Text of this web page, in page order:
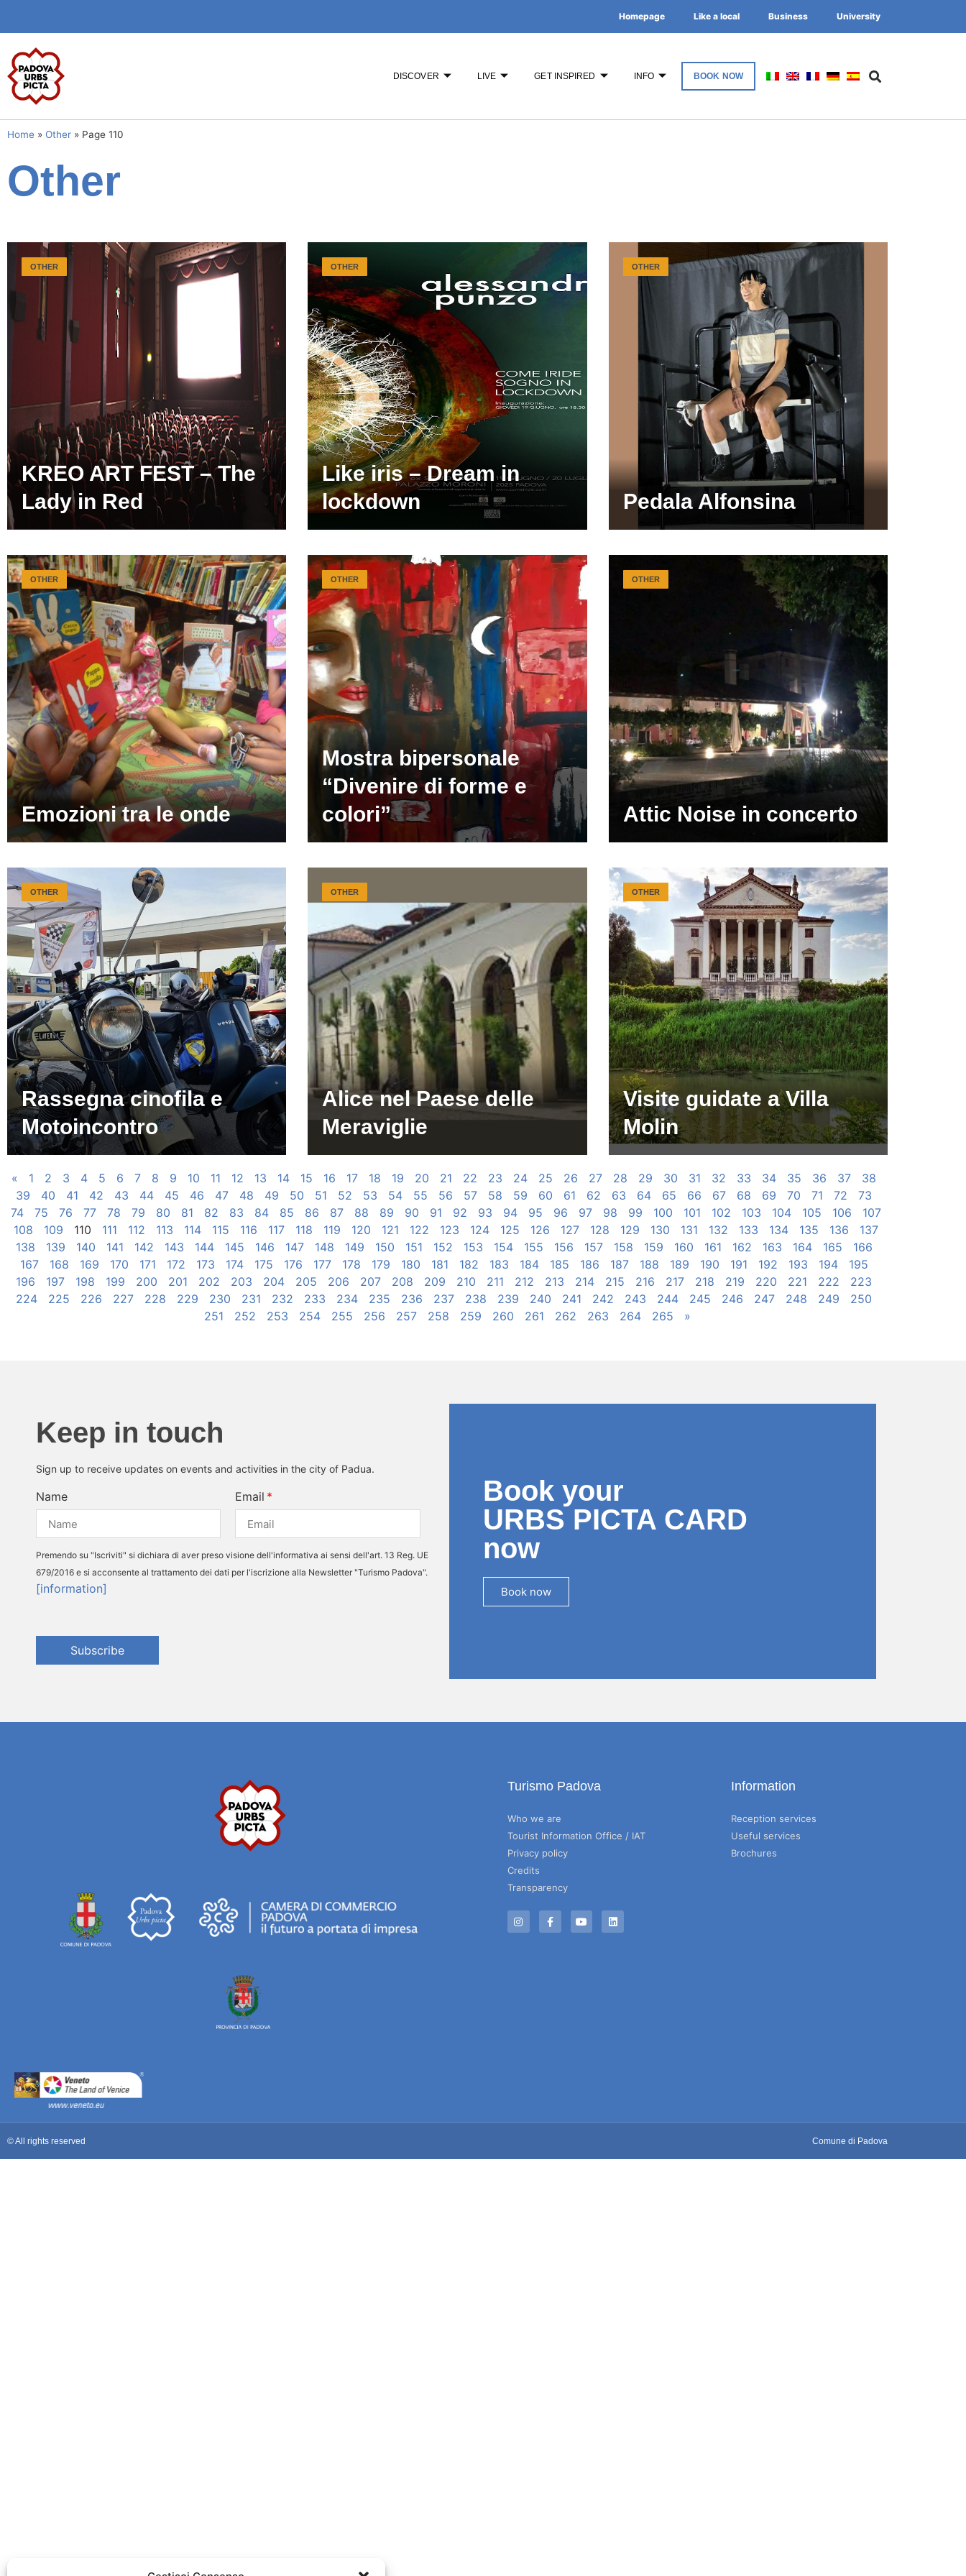
Homepage Like a local Business University
DISCOVER LIVE GET INSPIRED INFO BOOK NOW
Home » Other » Page 110
Other
KREO ART FEST – The
Lady in Red
OTHER
Like iris – Dream in
lockdown
OTHER
Pedala Alfonsina
OTHER
Emozioni tra le onde
OTHER
Mostra bipersonale
“Divenire di forme e
colori”
OTHER
Attic Noise in concerto
OTHER
Rassegna cinofila e
Motoincontro
OTHER
Alice nel Paese delle
Meraviglie
OTHER
Visite guidate a Villa
Molin
OTHER
« 1 2 3 4 5 6 7 8 9 10 11 12 13 14 15 16 17 18 19 20 21 22 23 24 25 26 27 28 29 30 31 32 33 34 35 36 37
38
39
40 41 42 43 44 45 46 47 48 49 50 51 52 53 54 55 56 57 58 59 60 61 62 63 64 65 66 67 68 69 70 71 72
73
74
75 76 77 78 79 80 81 82 83 84 85 86 87 88 89 90 91 92 93 94 95 96 97 98 99 100 101 102 103 104 105 106
107
108
109 110 111 112 113 114 115 116 117 118 119 120 121 122 123 124 125 126 127 128 129 130 131 132 133 134 135 136
137
138
139 140 141 142 143 144 145 146 147 148 149 150 151 152 153 154 155 156 157 158 159 160 161 162 163 164 165
166
167
168 169 170 171 172 173 174 175 176 177 178 179 180 181 182 183 184 185 186 187 188 189 190 191 192 193 194
195
196
197 198 199 200 201 202 203 204 205 206 207 208 209 210 211 212 213 214 215 216 217 218 219 220 221 222
223
224
225 226 227 228 229 230 231 232 233 234 235 236 237 238 239 240 241 242 243 244 245 246 247 248 249
250
251
252 253 254 255 256 257 258 259 260 261 262 263 264 265 »
Keep in touch
Sign up to receive updates on events and activities in the city of Padua.
Name Email
Premendo su "Iscriviti" si dichiara di aver preso visione dell'informativa ai sensi dell'art. 13 Reg. UE
679/2016 e si acconsente al trattamento dei dati per l'iscrizione alla Newsletter "Turismo Padova".
[information]
Subscribe
Book your
URBS PICTA CARD
now
Book now
Turismo Padova
Who we are
Tourist Information Office / IAT
Privacy policy
Credits
Transparency
Information
Reception services
Useful services
Brochures
© All rights reserved Comune di Padova